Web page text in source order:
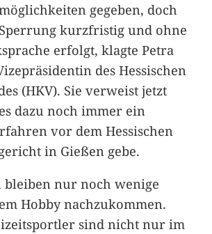
gegeben, doch
kurzfristig und ohne
erfolgt, klagte Petra
des Hessischen
(HKV). Sie verweist jetzt
dazu noch immer ein
vor dem Hessischen
in Gießen gebe.
bleiben nur noch wenige
Hobby nachzukommen.
sind nicht nur im